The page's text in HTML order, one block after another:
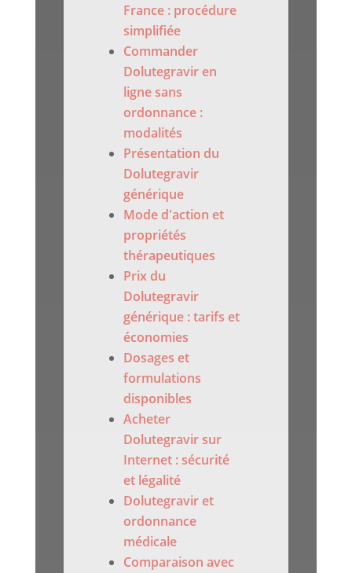
France : procédure
simplifiée
Commander
Dolutegravir en
ligne sans
ordonnance :
modalités
Présentation du
Dolutegravir
générique
Mode d'action et
propriétés
thérapeutiques
Prix du
Dolutegravir
générique : tarifs et
économies
Dosages et
formulations
disponibles
Acheter
Dolutegravir sur
Internet : sécurité
et légalité
Dolutegravir et
ordonnance
médicale
Comparaison avec